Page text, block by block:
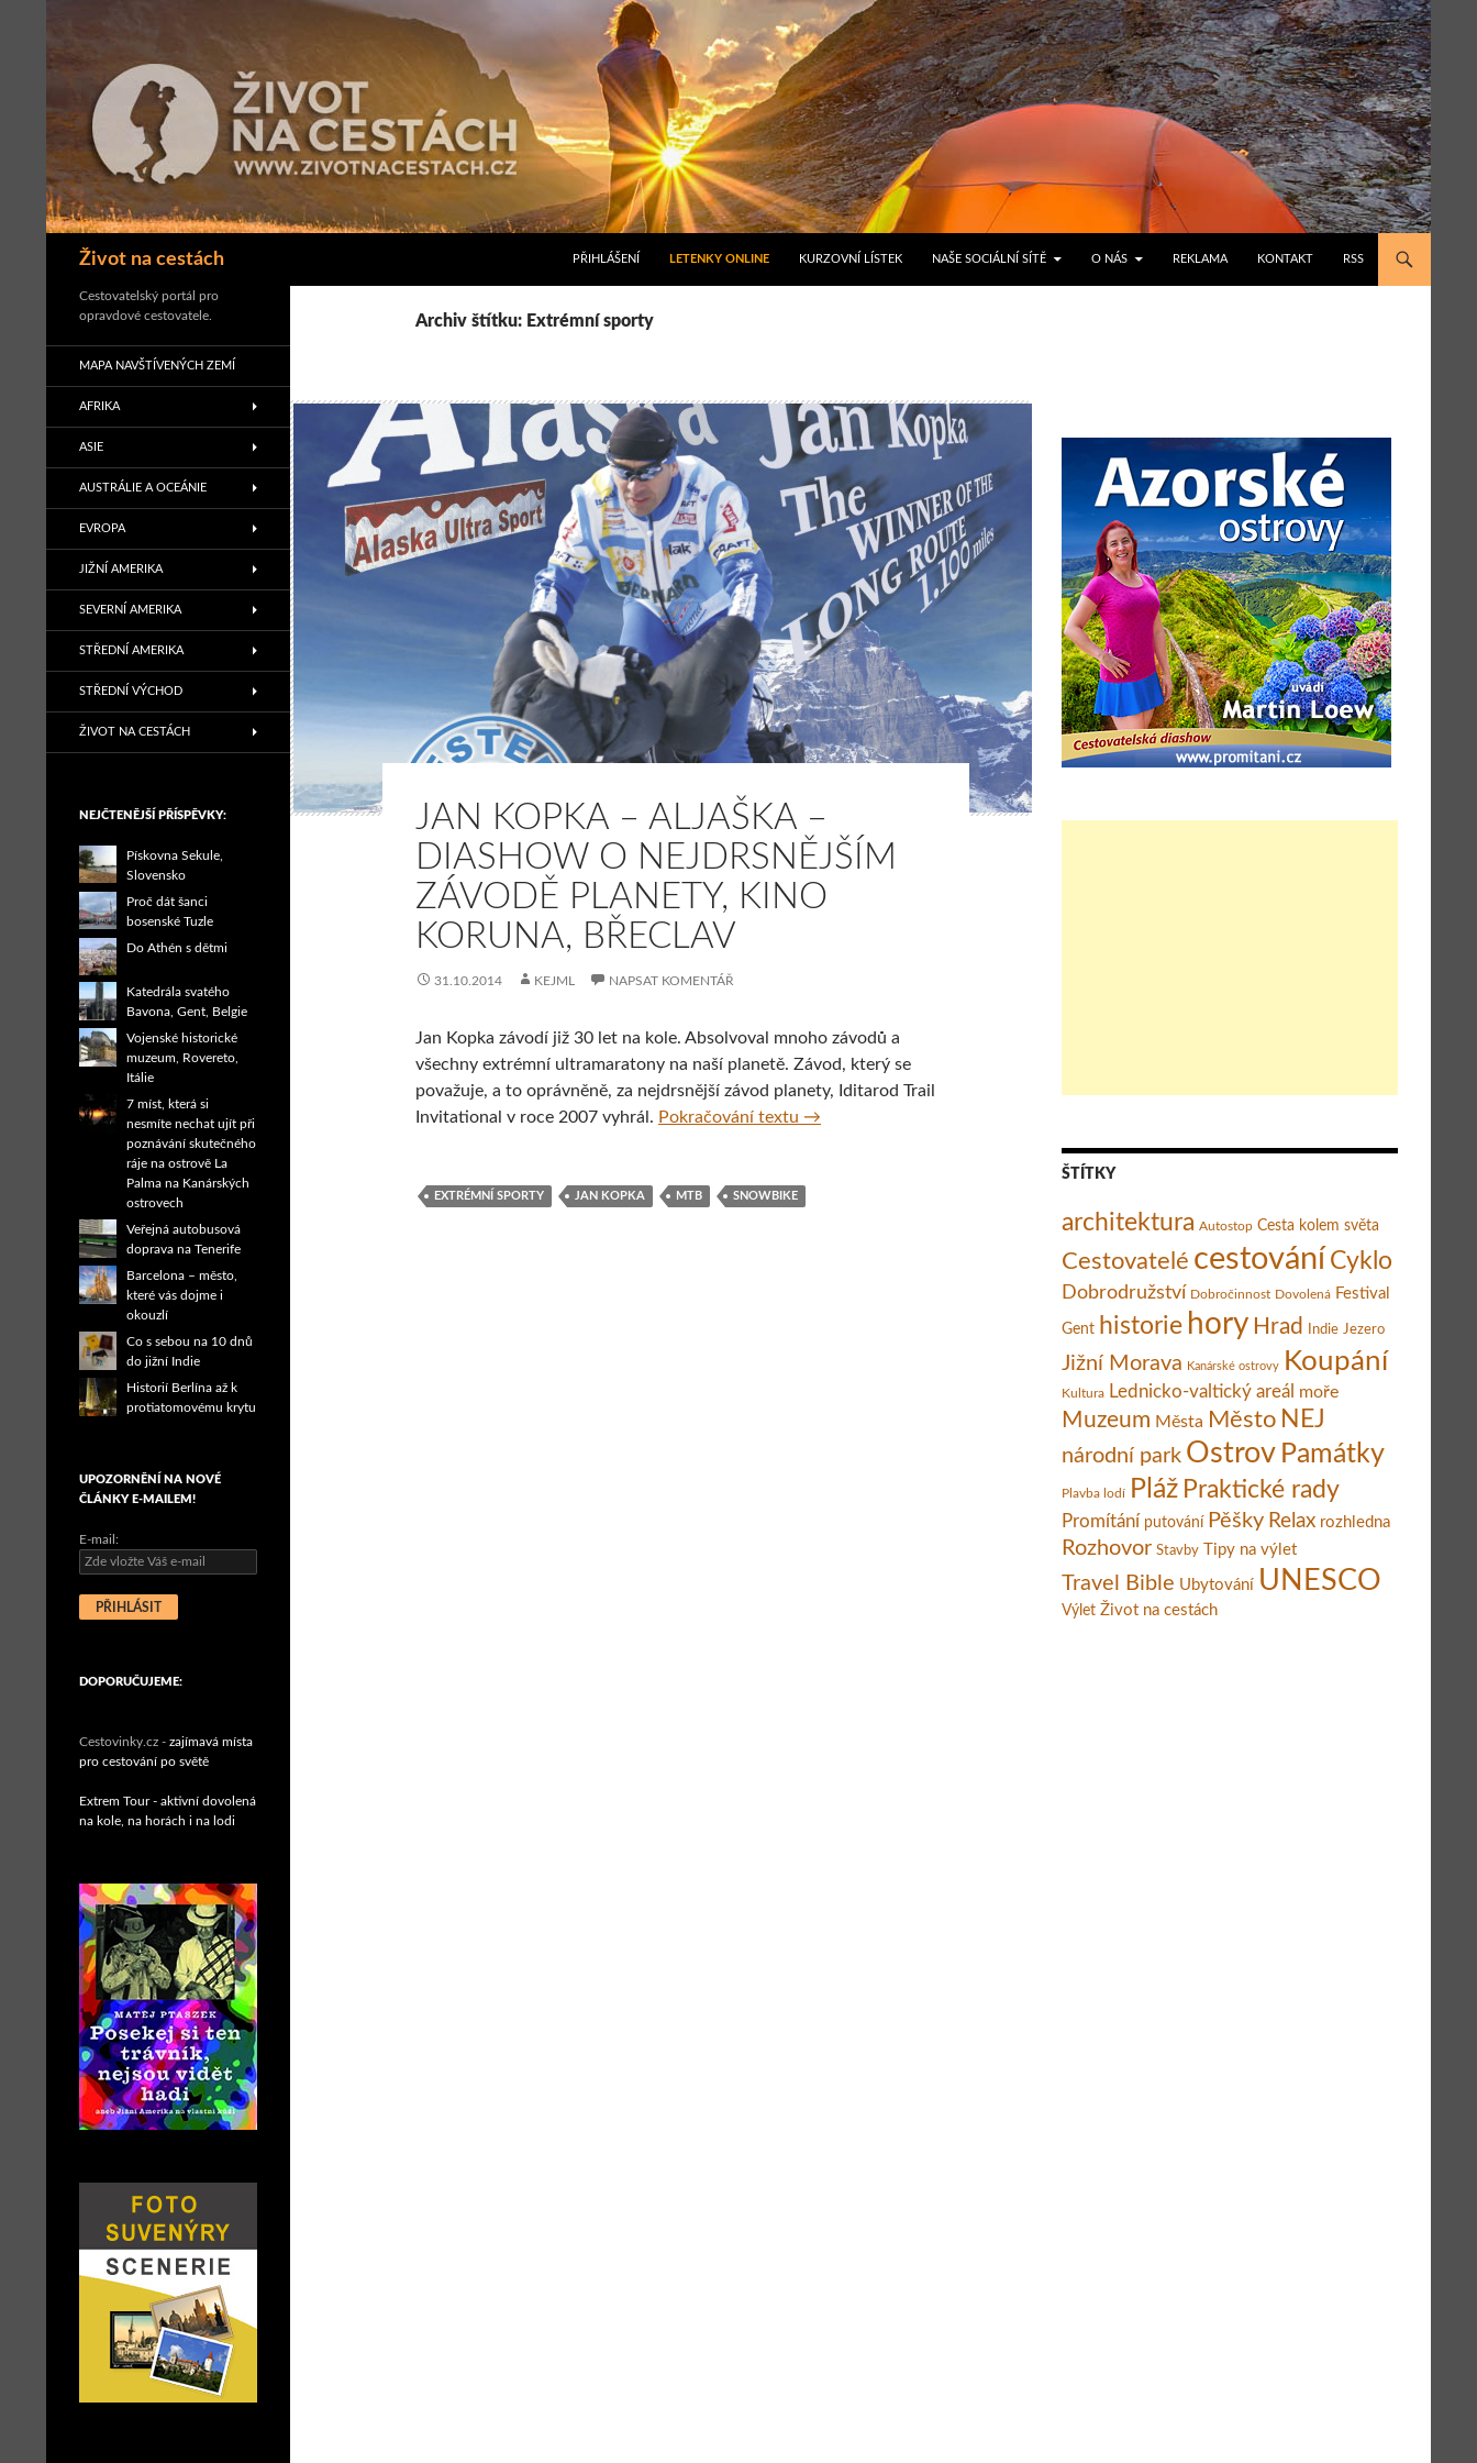
Život na cestách
Hledat
PŘIHLÁŠENÍ LETENKY ONLINE KURZOVNÍ LÍSTEK NAŠE SOCIÁLNÍ SÍTĚ O NÁS REKLAMA KONTAKT RSS
Archiv štítku: Extrémní sporty
JAN KOPKA – ALJAŠKA –
DIASHOW O NEJDRSNĚJŠÍM
ZÁVODĚ PLANETY, KINO
KORUNA, BŘECLAV
31.10.2014 KEJML NAPSAT KOMENTÁŘ
Jan Kopka závodí již 30 let na kole. Absolvoval mnoho závodů a
všechny extrémní ultramaratony na naší planetě. Závod, který se
považuje, a to oprávněně, za nejdrsnější závod planety, Iditarod Trail
Invitational v roce 2007 vyhrál. Pokračování textu Jan Kopka – Aljaška – diashow o nejdrsnějším závodě planety, kino Koruna, Břeclav
→
EXTRÉMNÍ SPORTY JAN KOPKA MTB SNOWBIKE
ŠTÍTKY
architektura Autostop Cesta kolem světa
Cestovatelé cestování Cyklo
Dobrodružství Dobročinnost Dovolená Festival
Gent historie hory Hrad Indie Jezero
Jižní Morava Kanárské ostrovy Koupání
Kultura Lednicko-valtický areál moře
Muzeum Města Město NEJ
národní park Ostrov Památky
Plavba lodí Pláž Praktické rady
Promítání putování Pěšky Relax rozhledna
Rozhovor Stavby Tipy na výlet
Travel Bible Ubytování UNESCO
Výlet Život na cestách
Cestovatelský portál pro
opravdové cestovatele.
MAPA NAVŠTÍVENÝCH ZEMÍ
AFRIKA
ASIE
AUSTRÁLIE A OCEÁNIE
EVROPA
JIŽNÍ AMERIKA
SEVERNÍ AMERIKA
STŘEDNÍ AMERIKA
STŘEDNÍ VÝCHOD
ŽIVOT NA CESTÁCH
NEJČTENĚJŠÍ PŘÍSPĚVKY:
Pískovna Sekule,
Slovensko
Proč dát šanci
bosenské Tuzle
Do Athén s dětmi
Katedrála svatého
Bavona, Gent, Belgie
Vojenské historické
muzeum, Rovereto,
Itálie
7 míst, která si
nesmíte nechat ujít při
poznávání skutečného
ráje na ostrově La
Palma na Kanárských
ostrovech
Veřejná autobusová
doprava na Tenerife
Barcelona – město,
které vás dojme i
okouzlí
Co s sebou na 10 dnů
do jižní Indie
Historií Berlína až k
protiatomovému krytu
UPOZORNĚNÍ NA NOVÉ
ČLÁNKY E-MAILEM!
E-mail:
DOPORUČUJEME:
Cestovinky.cz - zajímavá místa
pro cestování po světě
Extrem Tour - aktivní dovolená
na kole, na horách i na lodi